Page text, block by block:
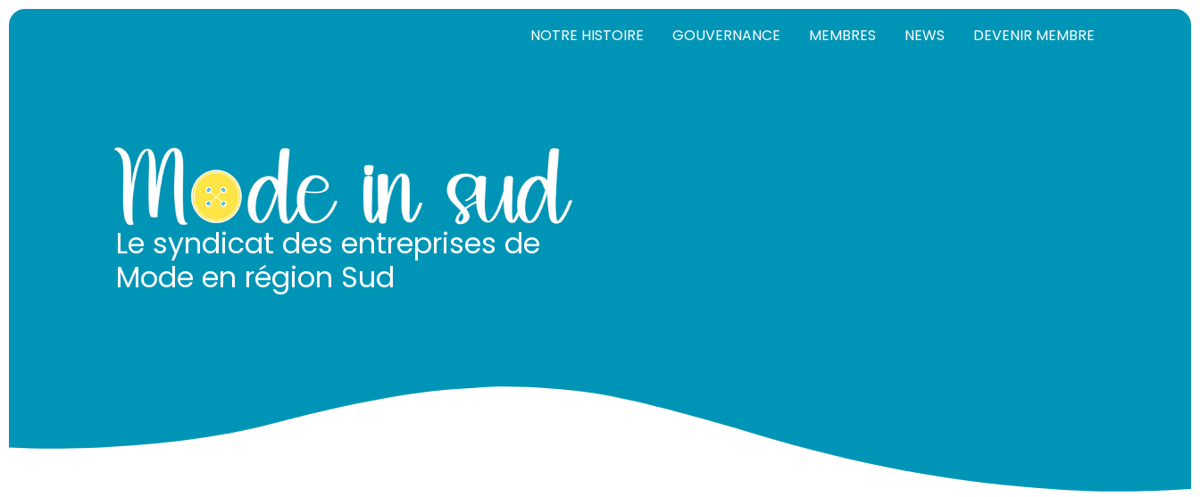
NOTRE HISTOIRE GOUVERNANCE MEMBRES NEWS DEVENIR MEMBRE
Le syndicat des entreprises de
Mode en région Sud